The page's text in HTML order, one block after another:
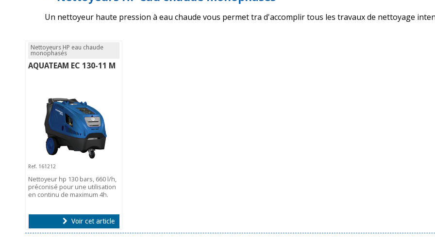
Un nettoyeur haute pression à eau chaude vous permet tra d'accomplir tous les travaux de nettoyage
Nettoyeurs HP eau chaude
monophasés
AQUATEAM EC 130-11 M
Ref. 161212
Nettoyeur hp 130 bars, 660 l/h,
préconisé pour une utilisation
en continu de maximum 4h.
Voir cet article